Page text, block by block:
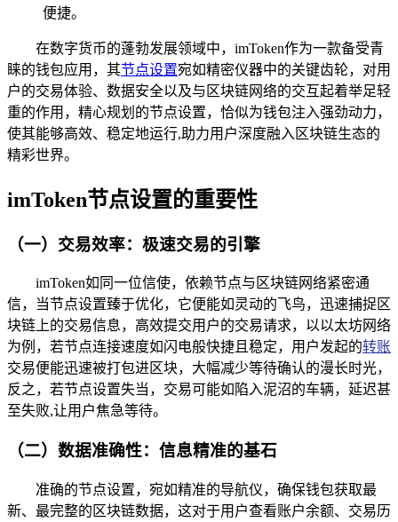
便捷。
在数字货币的蓬勃发展领域中，imToken作为一款备受青
睐的钱包应用，其节点设置宛如精密仪器中的关键齿轮，对用
户的交易体验、数据安全以及与区块链网络的交互起着举足轻
重的作用，精心规划的节点设置，恰似为钱包注入强劲动力，
使其能够高效、稳定地运行,助力用户深度融入区块链生态的
精彩世界。
imToken节点设置的重要性
（一）交易效率：极速交易的引擎
imToken如同一位信使，依赖节点与区块链网络紧密通
信，当节点设置臻于优化，它便能如灵动的飞鸟，迅速捕捉区
块链上的交易信息，高效提交用户的交易请求，以以太坊网络
为例，若节点连接速度如闪电般快捷且稳定，用户发起的转账
交易便能迅速被打包进区块，大幅减少等待确认的漫长时光，
反之，若节点设置失当，交易可能如陷入泥沼的车辆，延迟甚
至失败,让用户焦急等待。
（二）数据准确性：信息精准的基石
准确的节点设置，宛如精准的导航仪，确保钱包获取最
新、最完整的区块链数据，这对于用户查看账户余额、交易历